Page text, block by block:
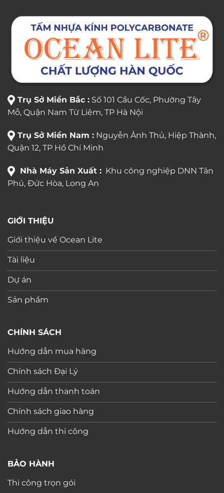
Trụ Sở Miền Bắc : Số 101 Cầu Cốc, Phường Tây
Mỗ, Quận Nam Từ Liêm, TP Hà Nội
Trụ Sở Miền Nam : Nguyễn Ảnh Thủ, Hiệp Thành,
Quận 12, TP Hồ Chí Minh
Nhà Máy Sản Xuất : Khu công nghiệp DNN Tân
Phú, Đức Hòa, Long An
GIỚI THIỆU
Giới thiệu về Ocean Lite
Tài liệu
Dự án
Sản phẩm
CHÍNH SÁCH
Hướng dẫn mua hàng
Chính sách Đại Lý
Hướng dẫn thanh toán
Chính sách giao hàng
Hướng dẫn thi công
BẢO HÀNH
Thi công trọn gói